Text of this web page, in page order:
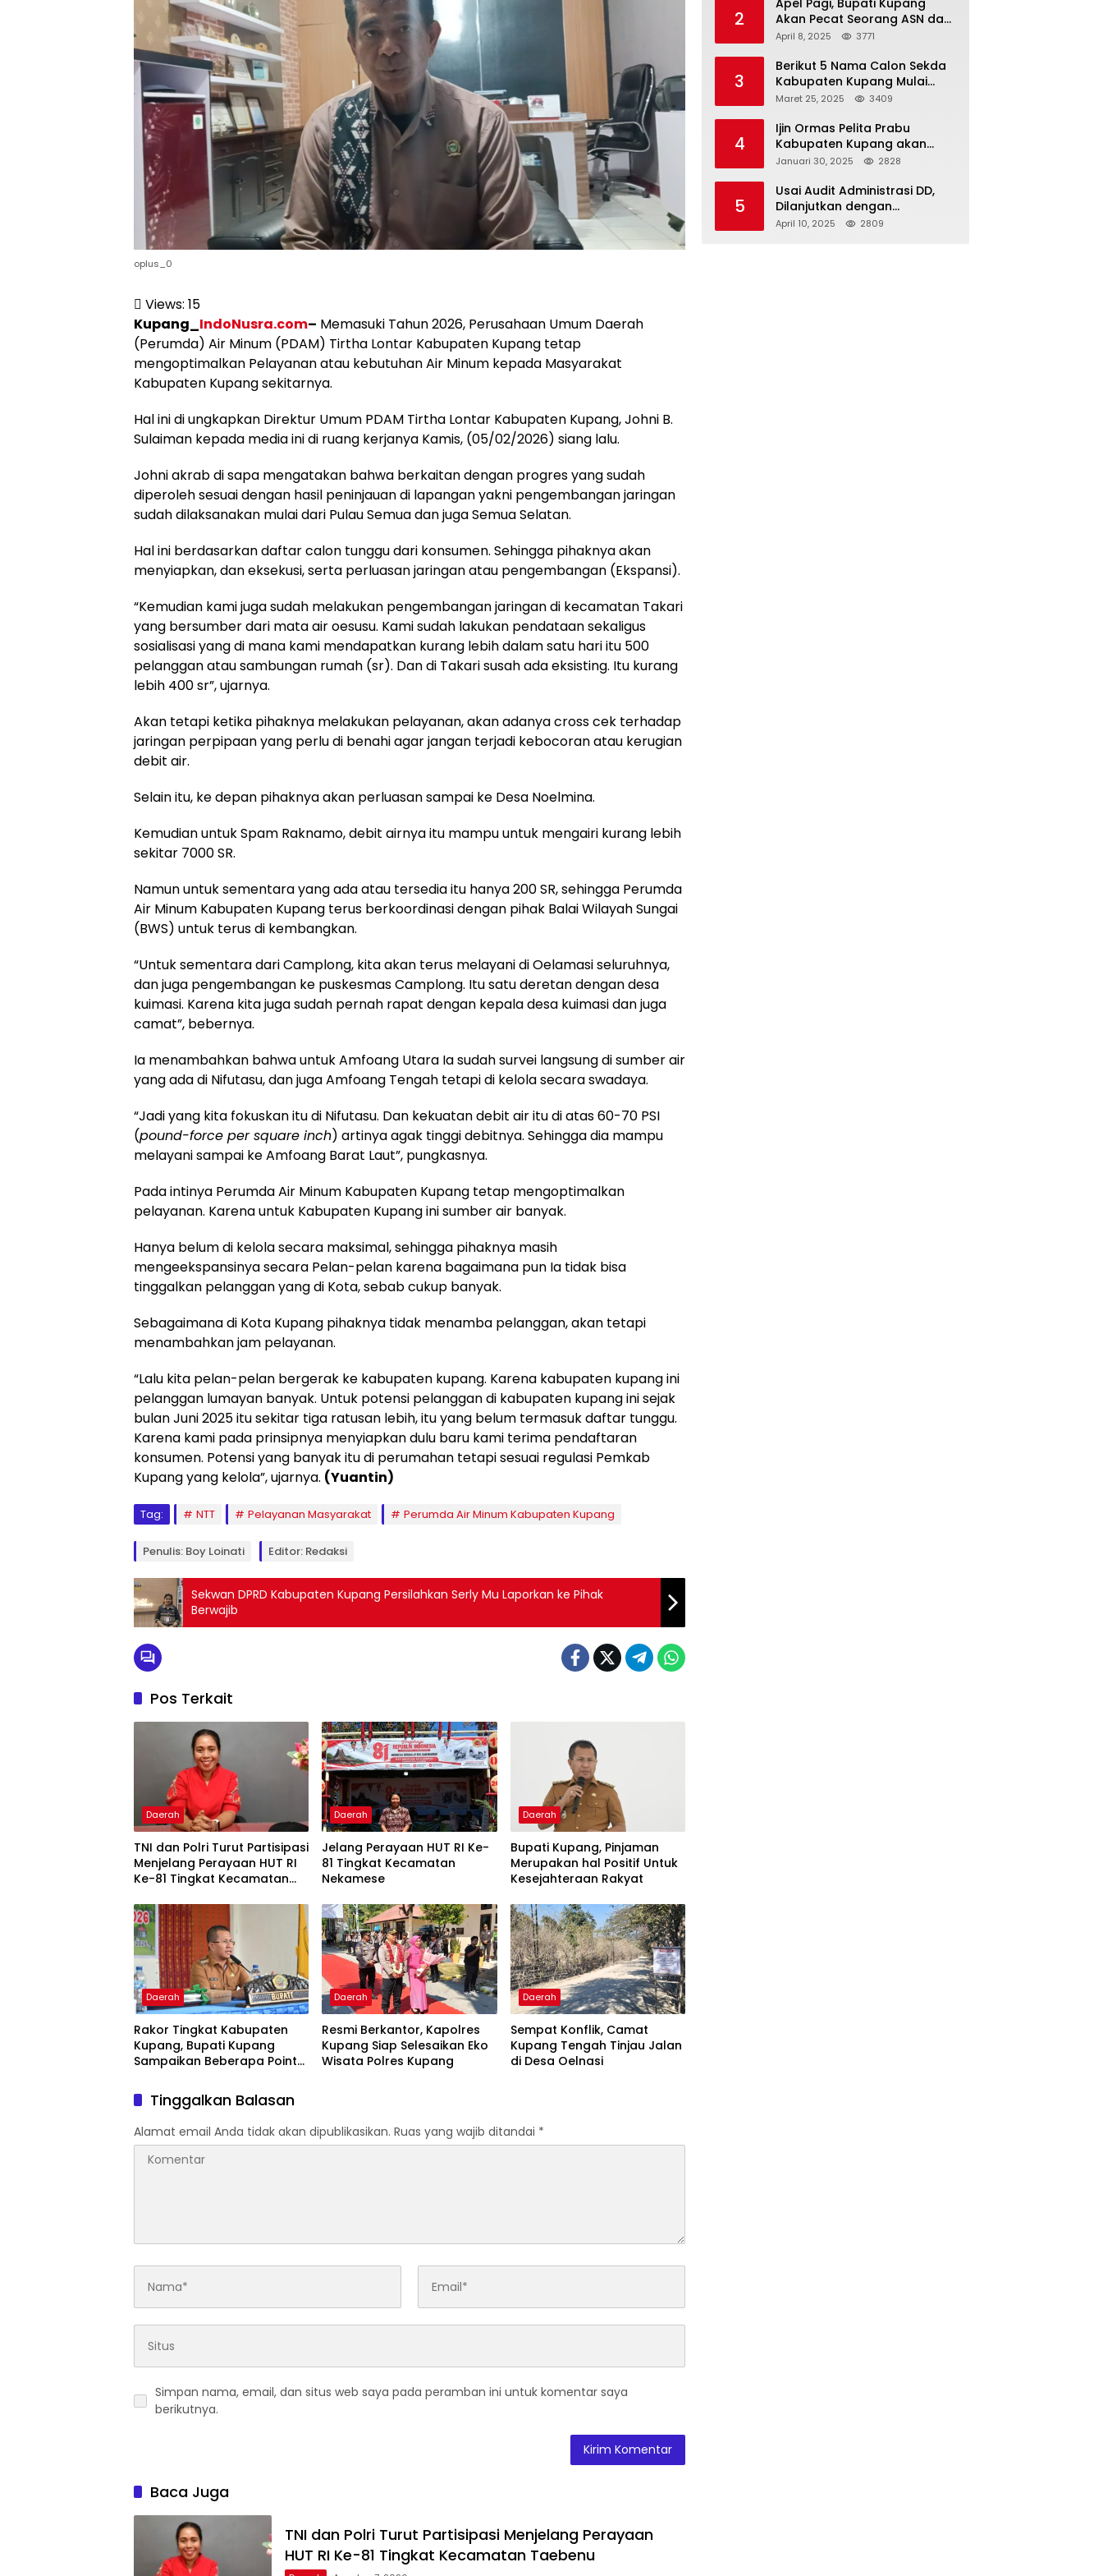
oplus_0
Views: 15
Kupang_IndoNusra.com– Memasuki Tahun 2026, Perusahaan Umum Daerah
(Perumda) Air Minum (PDAM) Tirtha Lontar Kabupaten Kupang tetap
mengoptimalkan Pelayanan atau kebutuhan Air Minum kepada Masyarakat
Kabupaten Kupang sekitarnya.
Hal ini di ungkapkan Direktur Umum PDAM Tirtha Lontar Kabupaten Kupang, Johni B.
Sulaiman kepada media ini di ruang kerjanya Kamis, (05/02/2026) siang lalu.
Johni akrab di sapa mengatakan bahwa berkaitan dengan progres yang sudah
diperoleh sesuai dengan hasil peninjauan di lapangan yakni pengembangan jaringan
sudah dilaksanakan mulai dari Pulau Semua dan juga Semua Selatan.
Hal ini berdasarkan daftar calon tunggu dari konsumen. Sehingga pihaknya akan
menyiapkan, dan eksekusi, serta perluasan jaringan atau pengembangan (Ekspansi).
“Kemudian kami juga sudah melakukan pengembangan jaringan di kecamatan Takari
yang bersumber dari mata air oesusu. Kami sudah lakukan pendataan sekaligus
sosialisasi yang di mana kami mendapatkan kurang lebih dalam satu hari itu 500
pelanggan atau sambungan rumah (sr). Dan di Takari susah ada eksisting. Itu kurang
lebih 400 sr”, ujarnya.
Akan tetapi ketika pihaknya melakukan pelayanan, akan adanya cross cek terhadap
jaringan perpipaan yang perlu di benahi agar jangan terjadi kebocoran atau kerugian
debit air.
Selain itu, ke depan pihaknya akan perluasan sampai ke Desa Noelmina.
Kemudian untuk Spam Raknamo, debit airnya itu mampu untuk mengairi kurang lebih
sekitar 7000 SR.
Namun untuk sementara yang ada atau tersedia itu hanya 200 SR, sehingga Perumda
Air Minum Kabupaten Kupang terus berkoordinasi dengan pihak Balai Wilayah Sungai
(BWS) untuk terus di kembangkan.
“Untuk sementara dari Camplong, kita akan terus melayani di Oelamasi seluruhnya,
dan juga pengembangan ke puskesmas Camplong. Itu satu deretan dengan desa
kuimasi. Karena kita juga sudah pernah rapat dengan kepala desa kuimasi dan juga
camat”, bebernya.
Ia menambahkan bahwa untuk Amfoang Utara Ia sudah survei langsung di sumber air
yang ada di Nifutasu, dan juga Amfoang Tengah tetapi di kelola secara swadaya.
“Jadi yang kita fokuskan itu di Nifutasu. Dan kekuatan debit air itu di atas 60-70 PSI
(pound-force per square inch) artinya agak tinggi debitnya. Sehingga dia mampu
melayani sampai ke Amfoang Barat Laut”, pungkasnya.
Pada intinya Perumda Air Minum Kabupaten Kupang tetap mengoptimalkan
pelayanan. Karena untuk Kabupaten Kupang ini sumber air banyak.
Hanya belum di kelola secara maksimal, sehingga pihaknya masih
mengeekspansinya secara Pelan-pelan karena bagaimana pun Ia tidak bisa
tinggalkan pelanggan yang di Kota, sebab cukup banyak.
Sebagaimana di Kota Kupang pihaknya tidak menamba pelanggan, akan tetapi
menambahkan jam pelayanan.
“Lalu kita pelan-pelan bergerak ke kabupaten kupang. Karena kabupaten kupang ini
pelanggan lumayan banyak. Untuk potensi pelanggan di kabupaten kupang ini sejak
bulan Juni 2025 itu sekitar tiga ratusan lebih, itu yang belum termasuk daftar tunggu.
Karena kami pada prinsipnya menyiapkan dulu baru kami terima pendaftaran
konsumen. Potensi yang banyak itu di perumahan tetapi sesuai regulasi Pemkab
Kupang yang kelola”, ujarnya. (Yuantin)
Tag: NTT Pelayanan Masyarakat Perumda Air Minum Kabupaten Kupang
Penulis: Boy Loinati Editor: Redaksi
Sekwan DPRD Kabupaten Kupang Persilahkan Serly Mu Laporkan ke Pihak
Berwajib
Pos Terkait
Daerah
TNI dan Polri Turut Partisipasi
Menjelang Perayaan HUT RI
Ke-81 Tingkat Kecamatan
Daerah
Jelang Perayaan HUT RI Ke-
81 Tingkat Kecamatan
Nekamese
Daerah
Bupati Kupang, Pinjaman
Merupakan hal Positif Untuk
Kesejahteraan Rakyat
Daerah
Rakor Tingkat Kabupaten
Kupang, Bupati Kupang
Sampaikan Beberapa Point
Daerah
Resmi Berkantor, Kapolres
Kupang Siap Selesaikan Eko
Wisata Polres Kupang
Daerah
Sempat Konflik, Camat
Kupang Tengah Tinjau Jalan
di Desa Oelnasi
Tinggalkan Balasan
Alamat email Anda tidak akan dipublikasikan. Ruas yang wajib ditandai *
Simpan nama, email, dan situs web saya pada peramban ini untuk komentar saya
berikutnya.
Baca Juga
TNI dan Polri Turut Partisipasi Menjelang Perayaan
HUT RI Ke-81 Tingkat Kecamatan Taebenu
2
Apel Pagi, Bupati Kupang
Akan Pecat Seorang ASN dan
Kepala Desa
April 8, 2025 3771
3
Berikut 5 Nama Calon Sekda
Kabupaten Kupang Mulai
Muncul
Maret 25, 2025 3409
4
Ijin Ormas Pelita Prabu
Kabupaten Kupang akan
Dicabut
Januari 30, 2025 2828
5
Usai Audit Administrasi DD,
Dilanjutkan dengan
Pemeriksaan Fisik
April 10, 2025 2809